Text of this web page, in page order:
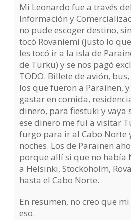
Mi Leonardo fue a través del
Información y
no pude escoger destino,
tocó Rovaniemi (justo lo
les tocó ir a la isla de
de Turku) y se nos pagó
TODO. Billete de avión,
los que fueron a Parainen,
gastar en comida,
dinero, para fiestuki y vaya
ese dinero me fuí a visitar
furgo para ir al Cabo Norte
noches. Los de Parainen
porque allí si que no había
a Helsinki, Stockoholm,
hasta el Cabo Norte.
En resumen, no creo que
eso.